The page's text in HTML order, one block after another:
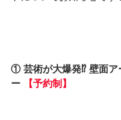
① 芸術が大爆発⁉ 壁面ア
ー
【予約制】